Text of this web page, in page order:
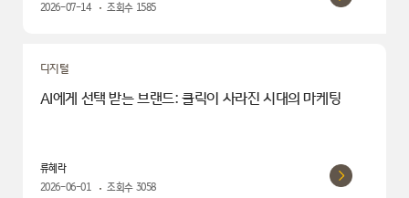
2026-07-14
조회수 1585
디지털
AI에게 선택 받는 브랜드: 클릭이 사라진 시대의 마케팅
류혜라
2026-06-01
조회수 3058